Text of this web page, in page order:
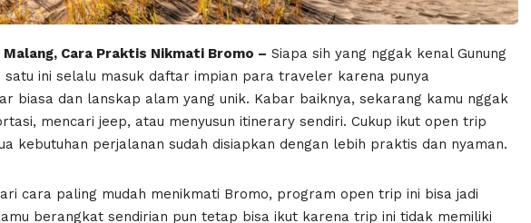
Cara Praktis Nikmati Bromo – Siapa sih yang nggak kenal Gunung
satu ini selalu masuk daftar impian para traveler karena punya
biasa dan lanskap alam yang unik. Kabar baiknya, sekarang kamu nggak
mencari jeep, atau menyusun itinerary sendiri. Cukup ikut open trip
kebutuhan perjalanan sudah disiapkan dengan lebih praktis dan nyaman.
cara paling mudah menikmati Bromo, program open trip ini bisa jadi
berangkat sendirian pun tetap bisa ikut karena trip ini tidak memiliki